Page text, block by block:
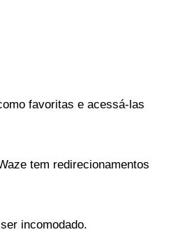
favoritas e acessá-las
tem redirecionamentos
incomodado.